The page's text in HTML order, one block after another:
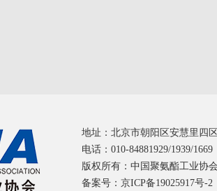
地址：北京市朝阳区安慧里四
电话：010-84881929/1939/
版权所有：中国聚氨酯工业协会
备案号：京ICP备19025917号-2